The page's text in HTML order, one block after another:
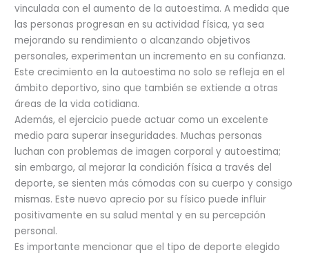
vinculada con el aumento de la autoestima. A medida que
las personas progresan en su actividad física, ya sea
mejorando su rendimiento o alcanzando objetivos
personales, experimentan un incremento en su confianza.
Este crecimiento en la autoestima no solo se refleja en el
ámbito deportivo, sino que también se extiende a otras
áreas de la vida cotidiana.
Además, el ejercicio puede actuar como un excelente
medio para superar inseguridades. Muchas personas
luchan con problemas de imagen corporal y autoestima;
sin embargo, al mejorar la condición física a través del
deporte, se sienten más cómodas con su cuerpo y consigo
mismas. Este nuevo aprecio por su físico puede influir
positivamente en su salud mental y en su percepción
personal.
Es importante mencionar que el tipo de deporte elegido